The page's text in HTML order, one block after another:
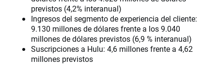
previstos (4,2% interanual)
Ingresos del segmento de experiencia del cliente:
9.130 millones de dólares frente a los 9.040
millones de dólares previstos (6,9 % interanual)
Suscripciones a Hulu: 4,6 millones frente a 4,62
millones previstos